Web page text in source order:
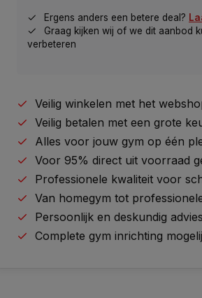
Ergens anders een betere deal?
Graag kijken wij of we dit aanbod
verbeteren
Veilig winkelen met het
Veilig betalen met een grote
Alles voor jouw gym op één
Voor 95% direct uit voorraad
Professionele kwaliteit voor
Van homegym tot
Persoonlijk en deskundig
Complete gym inrichting